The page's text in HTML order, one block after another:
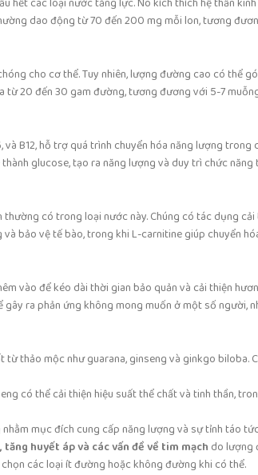
dao động từ 70 đến 200 mg mỗi lon, tương
cho cơ thể. Tuy nhiên, lượng đường cao có thể
từ 20 đến 30 gam đường, tương đương với 5-7
và B12, hỗ trợ quá trình chuyển hóa năng lượng
glucose, tạo ra năng lượng và duy trì chức năng
thường có trong loại nước này. Chúng có tác dụng
bảo vệ tế bào, trong khi L-carnitine giúp chuyển
vào để kéo dài thời gian bảo quản và cải thiện
ra phản ứng không mong muốn ở một số người,
thảo mộc như guarana, ginseng và ginkgo biloba.
có thể cải thiện hiệu suất thể chất và tinh thần,
mục đích cung cấp năng lượng và sự tỉnh táo
huyết áp và các vấn đề về tim mạch do lượng
các loại ít đường hoặc không đường khi có thể.